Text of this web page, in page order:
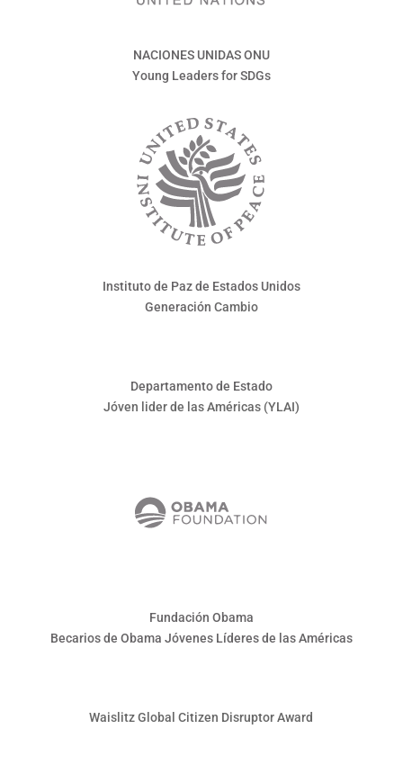
NACIONES UNIDAS ONU
Young Leaders for SDGs
Instituto de Paz de Estados Unidos
Generación Cambio
Departamento de Estado
Jóven lider de las Américas (YLAI)
Fundación Obama
Becarios de Obama Jóvenes Líderes de las Américas
Waislitz Global Citizen Disruptor Award